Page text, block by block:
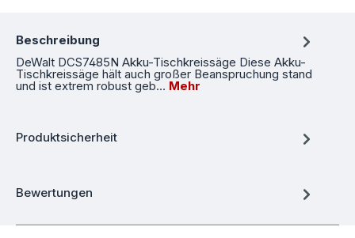
Beschreibung
DeWalt DCS7485N Akku-Tischkreissäge Diese Akku-
Tischkreissäge hält auch großer Beanspruchung stand
und ist extrem robust geb… Mehr
Produktsicherheit
Bewertungen